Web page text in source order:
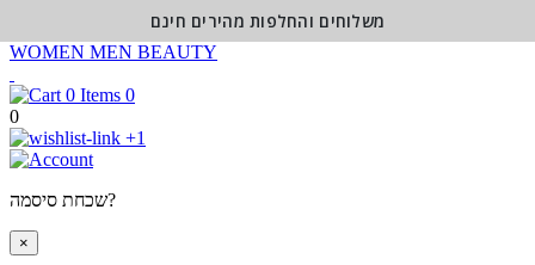
WOMEN MEN BEAUTY
0
0
+1
שכחת סיסמה?
×
משלוחים והחלפות מהירים חינם